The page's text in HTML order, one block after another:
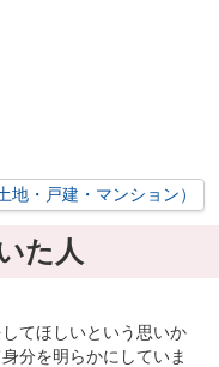
地・戸建・マンション）
た人
てほしいという思いか
分を明らかにしていま